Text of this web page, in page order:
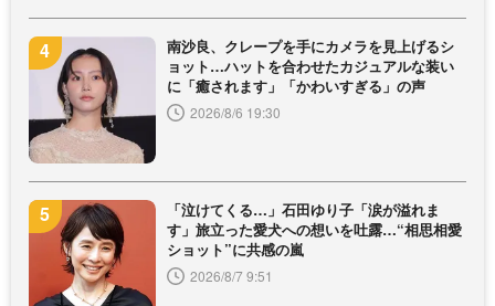
南沙良、クレープを手にカメラを見上げるシ
ョット…ハットを合わせたカジュアルな装い
に「癒されます」「かわいすぎる」の声
2026/8/6 19:30
「泣けてくる…」石田ゆり子「涙が溢れま
す」旅立った愛犬への想いを吐露…“相思相愛
ショット”に共感の嵐
2026/8/7 9:51